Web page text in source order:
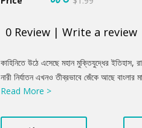
0 Review | Write a review
Product
Summery
কাহিনিতে উঠে এসেছে মহান মুক্তিযুদ্ধের ইতিহাস,
নারী নির্যাতন এখনও তীব্রভাবে জেঁকে আছে
যেখানে নারী অধিকার প্রতিষ্ঠিত নয়, যেখানে তাদের
Read More >